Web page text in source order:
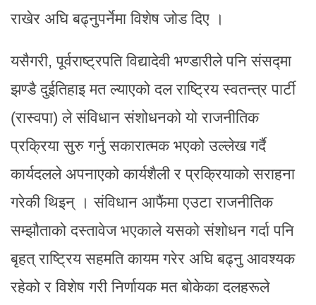
राखेर अघि बढ्नुपर्नेमा विशेष जोड दिए ।
यसैगरी, पूर्वराष्ट्रपति विद्यादेवी भण्डारीले पनि संसद्मा
झण्डै दुईतिहाइ मत ल्याएको दल राष्ट्रिय स्वतन्त्र पार्टी
(रास्वपा) ले संविधान संशोधनको यो राजनीतिक
प्रक्रिया सुरु गर्नु सकारात्मक भएको उल्लेख गर्दै
कार्यदलले अपनाएको कार्यशैली र प्रक्रियाको सराहना
गरेकी थिइन् । संविधान आफैंमा एउटा राजनीतिक
सम्झौताको दस्तावेज भएकाले यसको संशोधन गर्दा पनि
बृहत् राष्ट्रिय सहमति कायम गरेर अघि बढ्नु आवश्यक
रहेको र विशेष गरी निर्णायक मत बोकेका दलहरूले